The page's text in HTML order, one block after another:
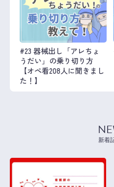
#23 器械出し「アレちょ
うだい」の乗り切り方
【オペ看208人に聞きまし
た！】
新着